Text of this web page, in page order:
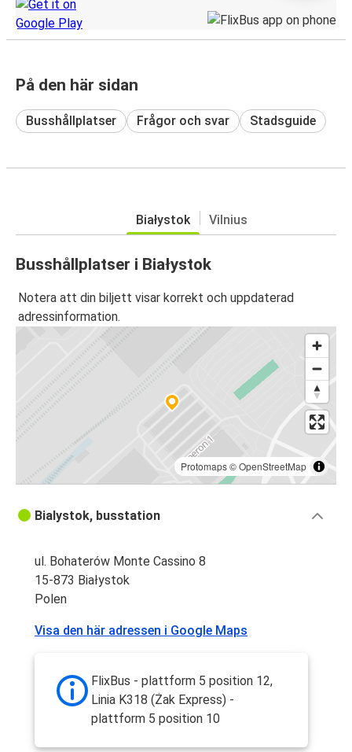
På den här sidan
Busshållplatser Frågor och svar Stadsguide
Białystok Vilnius
Busshållplatser i Białystok
Notera att din biljett visar korrekt och uppdaterad
adressinformation.
Protomaps©OpenStreetMap
Bialystok, busstation
ul. Bohaterów Monte Cassino 8
15-873 Białystok
Polen
Visa den här adressen i Google Maps
FlixBus - plattform 5 position 12,
Linia K318 (Żak Express) -
plattform 5 position 10